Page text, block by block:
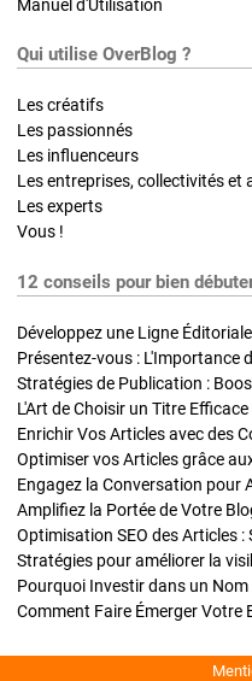
Manuel d'Utilisation
Qui utilise OverBlog ?
Les créatifs
Les passionnés
Les influenceurs
Les entreprises, collectivités et
Les experts
Vous !
12 conseils pour bien
Développez une Ligne
Présentez-vous : L'Importance
L'Art de Choisir un Titre
Optimiser vos Articles grâce
Engagez la Conversation pour
Amplifiez la Portée de Votre